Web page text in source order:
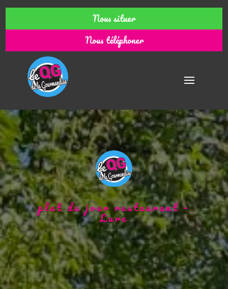
Nous situer
Nous téléphoner
plat du jour restaurant –
Lure